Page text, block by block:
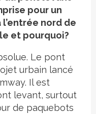
pour un
nord de
et pourquoi?
Le pont
urbain lancé
Il est
levant, surtout
de paquebots